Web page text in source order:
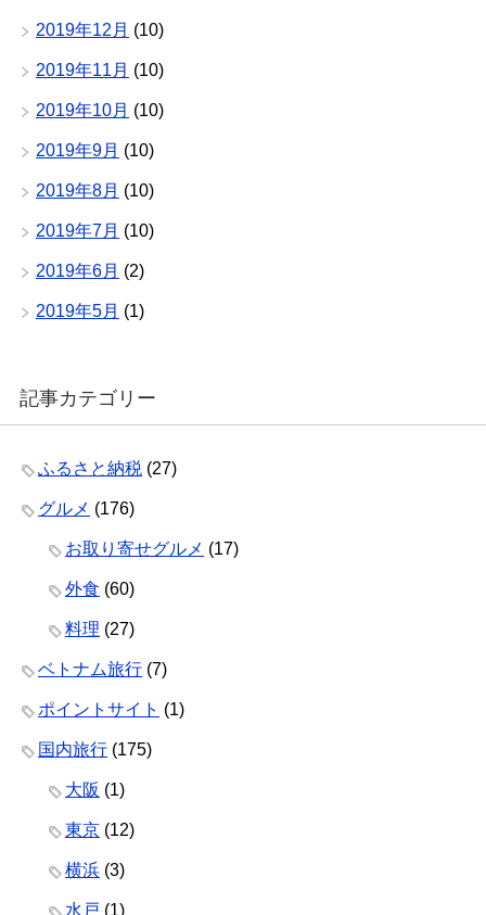
2019年12月 (10)
2019年11月 (10)
2019年10月 (10)
2019年9月 (10)
2019年8月 (10)
2019年7月 (10)
2019年6月 (2)
2019年5月 (1)
記事カテゴリー
ふるさと納税 (27)
グルメ (176)
お取り寄せグルメ (17)
外食 (60)
料理 (27)
ベトナム旅行 (7)
ポイントサイト (1)
国内旅行 (175)
大阪 (1)
東京 (12)
横浜 (3)
水戸 (1)